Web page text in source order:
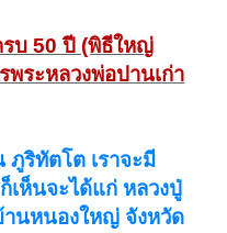
บ 50 ปี (พิธีใหญ่
พระหลวงพ่อปานเก่า
ริทัตโต เราจะมี
เห็นจะได้แก่ หลวงปู่
นหนองใหญ่ จังหวัด